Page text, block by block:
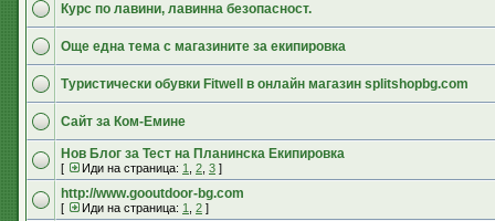
Курс по лавини, лавинна безопасност.
Още една тема с магазините за екипировка
Туристически обувки Fitwell в онлайн магазин splitshopbg.com
Сайт за Ком-Емине
Нов Блог за Тест на Планинска Екипировка
[ Иди на страница: 1 2 3 ]
http://www.gooutdoor-bg.com
[ Иди на страница: 1 2 ]